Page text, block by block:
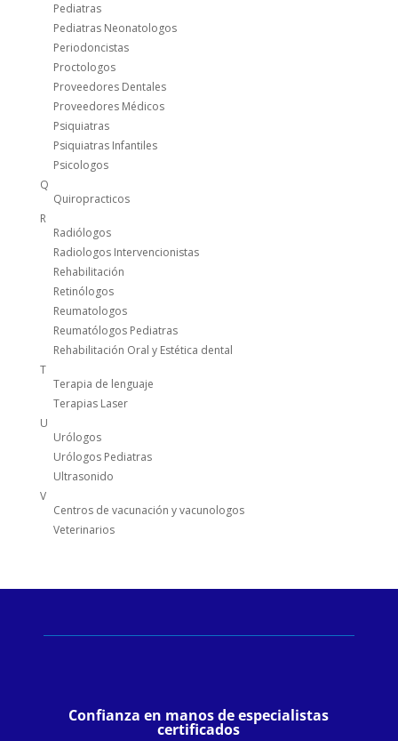
Pediatras
Pediatras Neonatologos
Periodoncistas
Proctologos
Proveedores Dentales
Proveedores Médicos
Psiquiatras
Psiquiatras Infantiles
Psicologos
Q
Quiropracticos
R
Radiólogos
Radiologos Intervencionistas
Rehabilitación
Retinólogos
Reumatologos
Reumatólogos Pediatras
Rehabilitación Oral y Estética dental
T
Terapia de lenguaje
Terapias Laser
U
Urólogos
Urólogos Pediatras
Ultrasonido
V
Centros de vacunación y vacunologos
Veterinarios
Confianza en manos de especialistas
certificados